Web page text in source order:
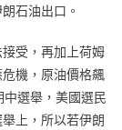
石油出口。
受，再加上荷姆
機，原油價格飆
選舉，美國選民
上，所以若伊朗